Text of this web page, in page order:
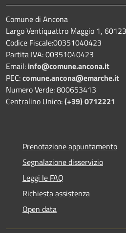
Comune di Ancona
Largo Ventiquattro Maggio 1,
Codice Fiscale:00351040423
Partita IVA: 00351040423
Email: info@comune.ancona.it
PEC:comune.ancona@emarche.it
Numero Verde: 800653413
Centralino Unico:(+39) 0712221
Prenotazione appuntamento
Segnalazione disservizio
Leggi le FAQ
Richiesta assistenza
Open data